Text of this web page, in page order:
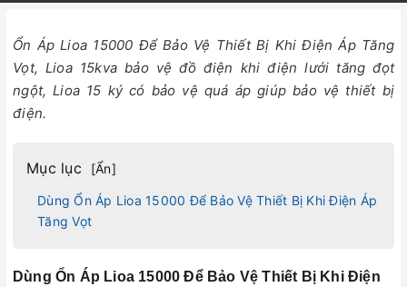
Ổn Áp Lioa 15000 Để Bảo Vệ Thiết Bị Khi Điện Áp Tăng
Vọt, Lioa 15kva bảo vệ đồ điện khi điện lưới tăng đọt
ngột, Lioa 15 ký có bảo vệ quá áp giúp bảo vệ thiết bị
điện.
Mục lục [Ẩn]
Dùng Ổn Áp Lioa 15000 Để Bảo Vệ Thiết Bị Khi Điện Áp
Tăng Vọt
Dùng Ổn Áp Lioa 15000 Để Bảo Vệ Thiết Bị Khi Điện